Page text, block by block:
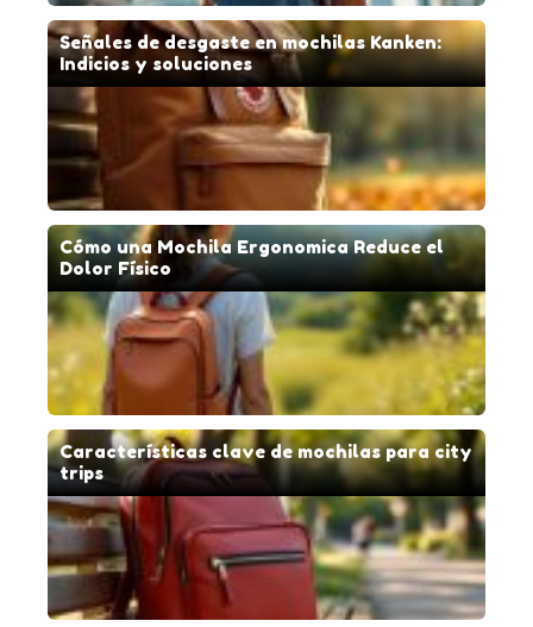
Señales de desgaste en mochilas Kanken:
Indicios y soluciones
Cómo una Mochila Ergonomica Reduce el
Dolor Físico
Características clave de mochilas para city
trips